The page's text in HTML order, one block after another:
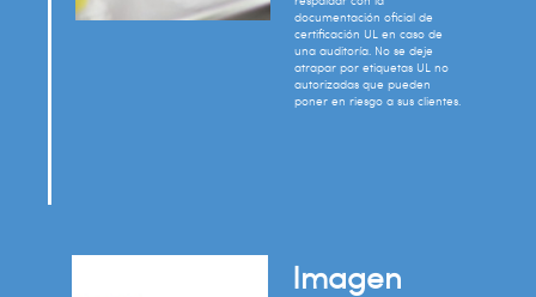
documentación oficial de
certificación UL en caso de
una auditoría. No se deje
atrapar por etiquetas UL no
autorizadas que pueden
poner en riesgo a sus clientes.
Imagen